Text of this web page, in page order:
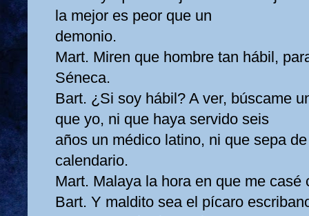
la mejor es peor que un
demonio.
Mart. Miren que hombre tan hábil,
Séneca.
Bart. ¿Si soy hábil? A ver, búscame
que yo, ni que haya servido seis
años un médico latino, ni que sepa
calendario.
Mart. Malaya la hora en que me casé
Bart. Y maldito sea el pícaro